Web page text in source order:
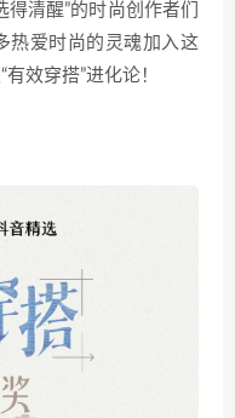
清醒”的时尚创作者们
热爱时尚的灵魂加入这
效穿搭”进化论！